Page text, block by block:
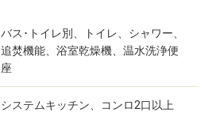
バス･トイレ別、トイレ、シャワー、
追焚機能、浴室乾燥機、温水洗浄便
座
システムキッチン、コンロ2口以上